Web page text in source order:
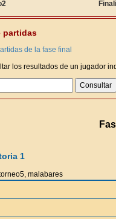
partidas
de la fase final
los resultados de un jugador
1
malabares